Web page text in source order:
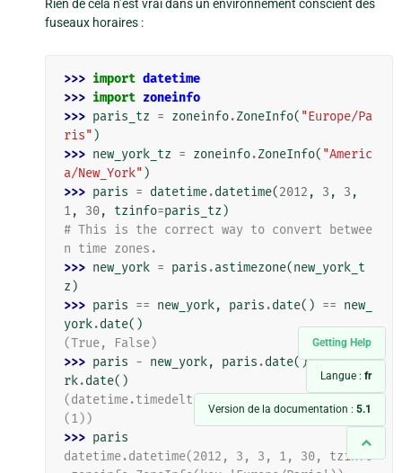
Getting Help
Langue : fr
Version de la documentation : 5.1
Rien de cela n’est vrai dans un environnement conscient des
fuseaux horaires :
>>> import datetime
>>> import zoneinfo
>>> paris_tz = zoneinfo.ZoneInfo( "Europe/Pa
ris" )
>>> new_york_tz = zoneinfo.ZoneInfo( "Americ
a/New_York" )
>>> paris = datetime.datetime(2012 , 3 , 3 ,
1, 30, tzinfo=paris_tz )
# This is the correct way to convert betwee
n time zones.
>>> new_york = paris .astimezone(new_york_t
z )
>>> paris == new_york, paris .date() == new_
york.date()
(True, False)
>>> paris - new_york, paris .date() - new_yo
rk.date()
(datetime.timedelta(0), datetime.timedelta
(1))
>>> paris
datetime.datetime(2012, 3, 3, 1, 30, tzinfo